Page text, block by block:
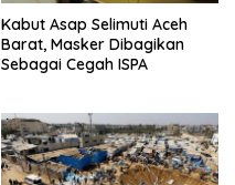
Kabut Asap Selimuti Aceh
Barat, Masker Dibagikan
Sebagai Cegah ISPA